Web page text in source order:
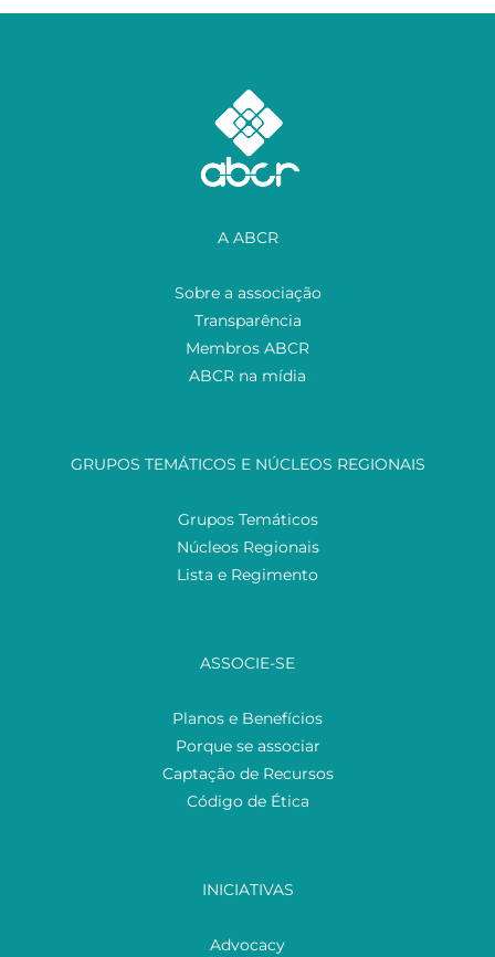
A ABCR
Sobre a associação
Transparência
Membros ABCR
ABCR na mídia
GRUPOS TEMÁTICOS E NÚCLEOS REGIONAIS
Grupos Temáticos
Núcleos Regionais
Lista e Regimento
ASSOCIE-SE
Planos e Benefícios
Porque se associar
Captação de Recursos
Código de Ética
INICIATIVAS
Advocacy